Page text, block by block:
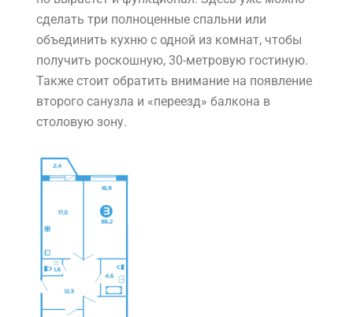
сделать три полноценные спальни или
объединить кухню с одной из комнат, чтобы
получить роскошную, 30-метровую гостиную.
Также стоит обратить внимание на появление
второго санузла и «переезд» балкона в
столовую зону.